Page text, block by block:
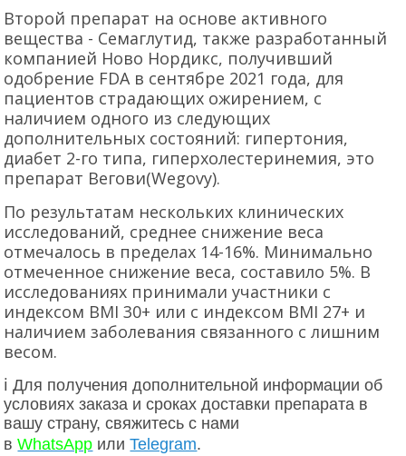
Второй препарат на основе активного
вещества - Семаглутид, также разработанный
компанией Ново Нордикс, получивший
одобрение FDA в сентябре 2021 года, для
пациентов страдающих ожирением, с
наличием одного из следующих
дополнительных состояний: гипертония,
диабет 2-го типа, гиперхолестеринемия, это
препарат Вегови(Wegovy).
По результатам нескольких клинических
исследований, среднее снижение веса
отмечалось в пределах 14-16%. Минимально
отмеченное снижение веса, составило 5%. В
исследованиях принимали участники с
индексом BMI 30+ или с индексом BMI 27+ и
наличием заболевания связанного с лишним
весом.
ℹ Для получения дополнительной информации об
условиях заказа и сроках доставки препарата в
вашу страну, свяжитесь с нами
вWhatsApp илиTelegram.